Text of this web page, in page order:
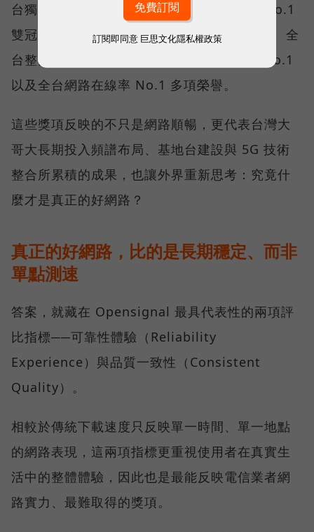
台獨有的「可靠性體驗」與「品質一致性」No.1
雙冠王，同時，包辦全台整體影音體驗 No.1、全
台整體語音體驗 No.1、全台 5G 語音體驗 No.1
以及全台網路在線率 No.1 多項榮譽。
這些獎項反映的不只是網路順暢，更代表台灣大
哥大長期投入頻譜布局、基地台建設與 5G 技術
整合所累積的成果，也讓外界重新思考：究竟什
麼才是真正的好網路？
真正的好網路，比的是長期穩定、而非
單點測速
答案，就藏在 Opensignal 最具代表性的兩項評
比指標──可靠性體驗（Reliability
Experience）與品質一致性（Consistent
Quality）。
相較於傳統下載速度只反映單一時間、單一地點
的網路表現，這兩項指標更重視使用者在真實生
活中的整體體驗，因此也是最能反映電信業者網
路實力、最難取得的獎項。
訂閱即同意 巨思文化隱私權政策